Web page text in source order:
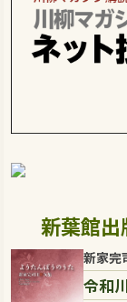
新葉館出
新家完
令和